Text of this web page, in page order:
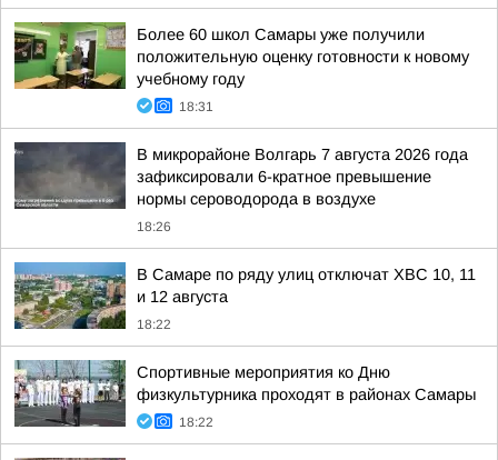
Более 60 школ Самары уже получили
положительную оценку готовности к новому
учебному году
18:31
В микрорайоне Волгарь 7 августа 2026 года
зафиксировали 6-кратное превышение
нормы сероводорода в воздухе
18:26
В Самаре по ряду улиц отключат ХВС 10, 11
и 12 августа
18:22
Спортивные мероприятия ко Дню
физкультурника проходят в районах Самары
18:22